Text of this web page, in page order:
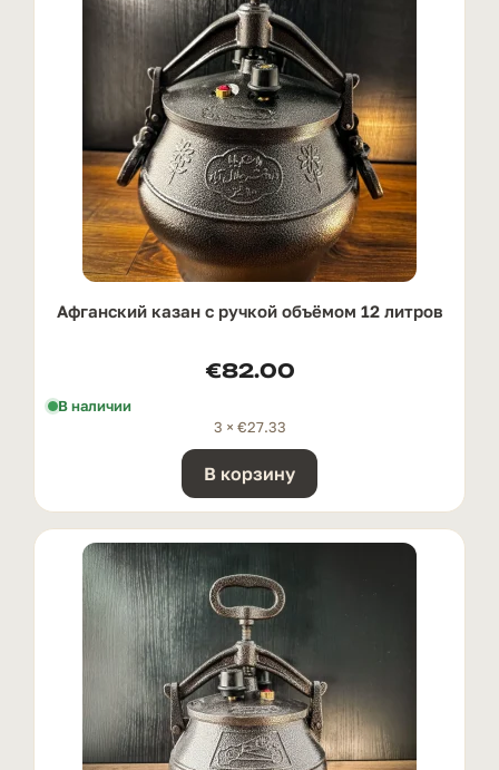
Афганский казан с ручкой oбъёмом 12 литров
€82.00
В наличии
3 × €27.33
В корзину